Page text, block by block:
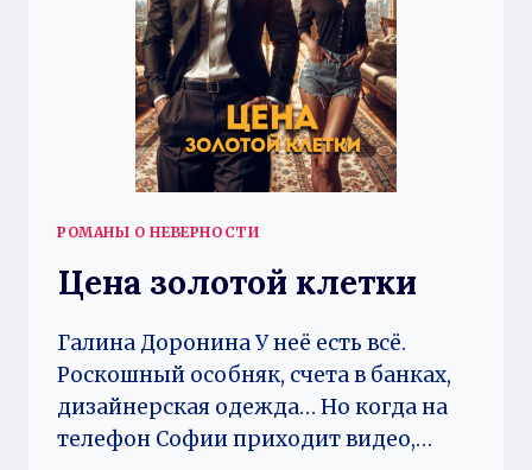
РОМАНЫ О НЕВЕРНОСТИ
Цена золотой клетки
Галина Доронина У неё есть всё.
Роскошный особняк, счета в банках,
дизайнерская одежда… Но когда на
телефон Софии приходит видео,…